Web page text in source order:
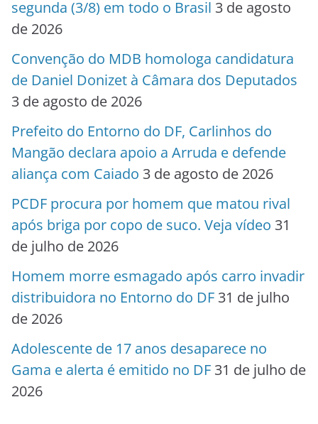
segunda (3/8) em todo o Brasil 3 de agosto
de 2026
Convenção do MDB homologa candidatura
de Daniel Donizet à Câmara dos Deputados
3 de agosto de 2026
Prefeito do Entorno do DF, Carlinhos do
Mangão declara apoio a Arruda e defende
aliança com Caiado 3 de agosto de 2026
PCDF procura por homem que matou rival
após briga por copo de suco. Veja vídeo 31
de julho de 2026
Homem morre esmagado após carro invadir
distribuidora no Entorno do DF 31 de julho
de 2026
Adolescente de 17 anos desaparece no
Gama e alerta é emitido no DF 31 de julho de
2026